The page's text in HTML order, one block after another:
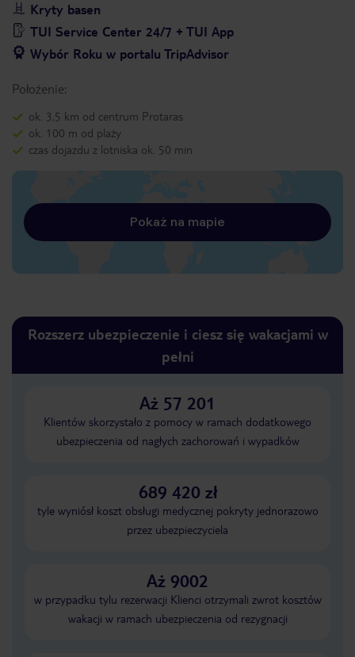
Kryty basen
TUI Service Center 24/7 + TUI App
Wybór Roku w portalu TripAdvisor
Położenie:
ok. 3,5 km od centrum Protaras
ok. 100 m od plaży
czas dojazdu z lotniska ok. 50 min
Pokaż na mapie
Rozszerz ubezpieczenie i ciesz się wakacjami w
pełni
Aż 57 201
Klientów skorzystało z pomocy w ramach dodatkowego
ubezpieczenia od nagłych zachorowań i wypadków
689 420 zł
tyle wyniósł koszt obsługi medycznej pokryty jednorazowo
przez ubezpieczyciela
Aż 9002
w przypadku tylu rezerwacji Klienci otrzymali zwrot kosztów
wakacji w ramach ubezpieczenia od rezygnacji